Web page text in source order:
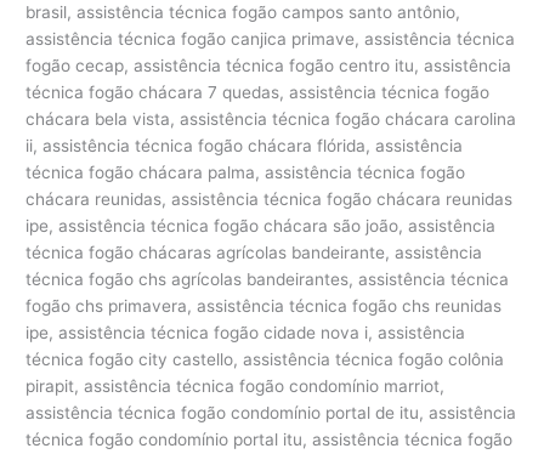
brasil, assistência técnica fogão campos santo antônio,
assistência técnica fogão canjica primave, assistência técnica
fogão cecap, assistência técnica fogão centro itu, assistência
técnica fogão chácara 7 quedas, assistência técnica fogão
chácara bela vista, assistência técnica fogão chácara carolina
ii, assistência técnica fogão chácara flórida, assistência
técnica fogão chácara palma, assistência técnica fogão
chácara reunidas, assistência técnica fogão chácara reunidas
ipe, assistência técnica fogão chácara são joão, assistência
técnica fogão chácaras agrícolas bandeirante, assistência
técnica fogão chs agrícolas bandeirantes, assistência técnica
fogão chs primavera, assistência técnica fogão chs reunidas
ipe, assistência técnica fogão cidade nova i, assistência
técnica fogão city castello, assistência técnica fogão colônia
pirapit, assistência técnica fogão condomínio marriot,
assistência técnica fogão condomínio portal de itu, assistência
técnica fogão condomínio portal itu, assistência técnica fogão